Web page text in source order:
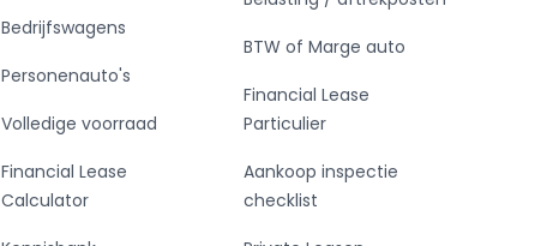
Bedrijfswagens
Personenauto's
Volledige voorraad
Financial Lease
Calculator
BTW of Marge auto
Financial Lease
Particulier
Aankoop inspectie
checklist